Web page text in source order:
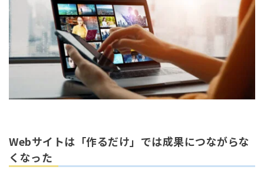
Webサイトは「作るだけ」では成果につながらな
くなった